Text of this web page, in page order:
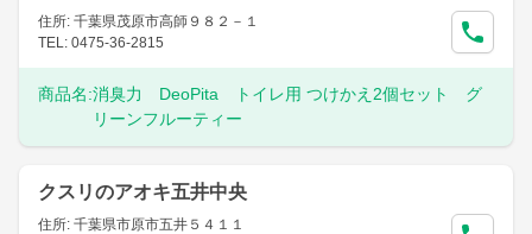
住所: 千葉県茂原市高師９８２－１
TEL: 0475-36-2815
商品名:消臭力 DeoPita トイレ用 つけかえ2個セット グ
リーンフルーティー
クスリのアオキ五井中央
住所: 千葉県市原市五井５４１１